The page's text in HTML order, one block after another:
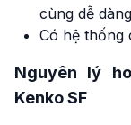
cùng dễ
Có hệ thống
Nguyên lý
Kenko SF